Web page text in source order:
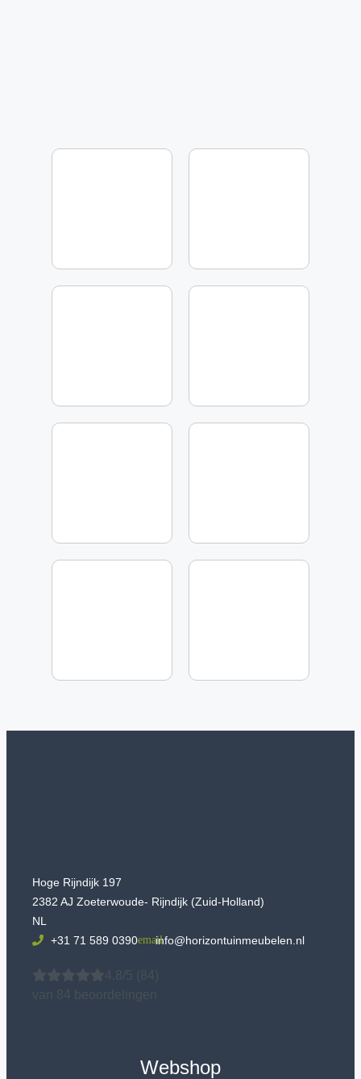
Hoge Rijndijk 197
2382 AJ Zoeterwoude- Rijndijk (Zuid-Holland)
NL
+31 71 589 0390
info@horizontuinmeubelen.nl
4.8/5
(84)
van 84 beoordelingen
Webshop